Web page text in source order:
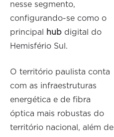
nesse segmento,
configurando-se como o
principal
hub digital do
Hemisfério Sul.
O território paulista conta
com as infraestruturas
energética e de fibra
óptica mais robustas do
território nacional, além de